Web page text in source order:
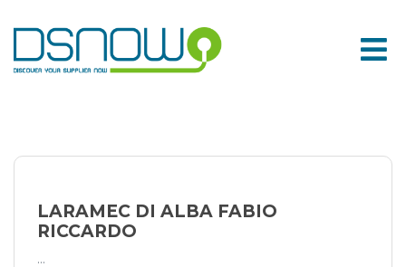
to
content
LARAMEC DI ALBA FABIO
RICCARDO
...